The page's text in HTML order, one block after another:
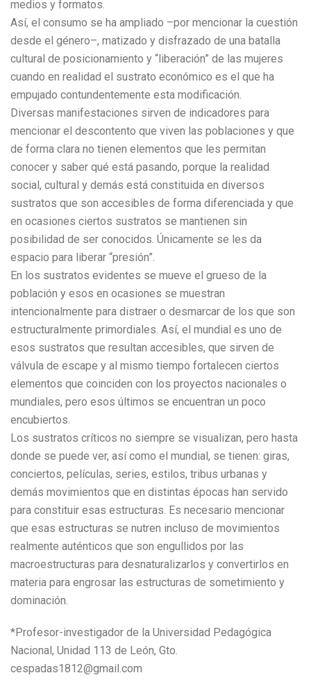
medios y formatos.
Así, el consumo se ha ampliado –por mencionar la cuestión
desde el género–, matizado y disfrazado de una batalla
cultural de posicionamiento y “liberación” de las mujeres
cuando en realidad el sustrato económico es el que ha
empujado contundentemente esta modificación.
Diversas manifestaciones sirven de indicadores para
mencionar el descontento que viven las poblaciones y que
de forma clara no tienen elementos que les permitan
conocer y saber qué está pasando, porque la realidad
social, cultural y demás está constituida en diversos
sustratos que son accesibles de forma diferenciada y que
en ocasiones ciertos sustratos se mantienen sin
posibilidad de ser conocidos. Únicamente se les da
espacio para liberar “presión”.
En los sustratos evidentes se mueve el grueso de la
población y esos en ocasiones se muestran
intencionalmente para distraer o desmarcar de los que son
estructuralmente primordiales. Así, el mundial es uno de
esos sustratos que resultan accesibles, que sirven de
válvula de escape y al mismo tiempo fortalecen ciertos
elementos que coinciden con los proyectos nacionales o
mundiales, pero esos últimos se encuentran un poco
encubiertos.
Los sustratos críticos no siempre se visualizan, pero hasta
donde se puede ver, así como el mundial, se tienen: giras,
conciertos, películas, series, estilos, tribus urbanas y
demás movimientos que en distintas épocas han servido
para constituir esas estructuras. Es necesario mencionar
que esas estructuras se nutren incluso de movimientos
realmente auténticos que son engullidos por las
macroestructuras para desnaturalizarlos y convertirlos en
materia para engrosar las estructuras de sometimiento y
dominación.
*Profesor-investigador de la Universidad Pedagógica
Nacional, Unidad 113 de León, Gto.
cespadas1812@gmail.com